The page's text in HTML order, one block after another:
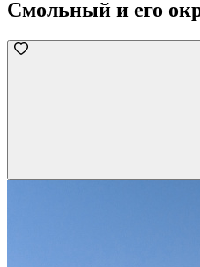
Смольный и его